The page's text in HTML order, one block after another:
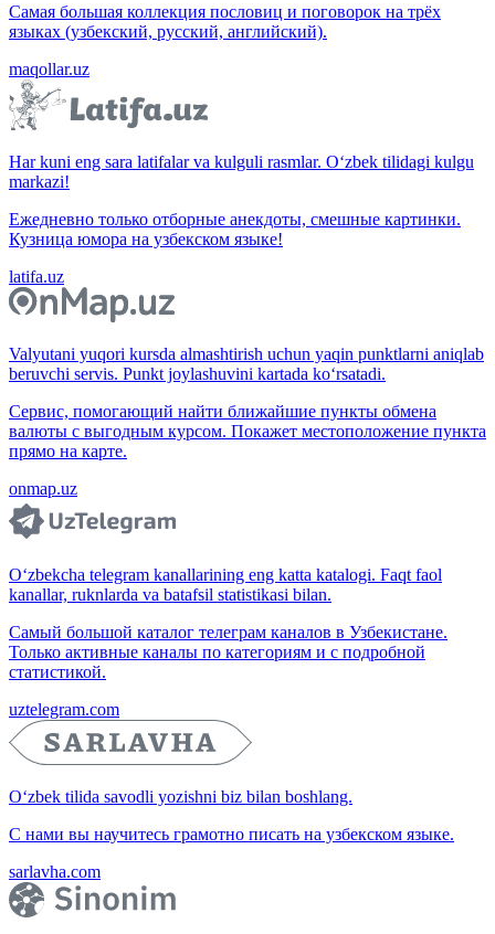
Самая большая коллекция пословиц и поговорок на трёх
языках (узбекский, русский, английский).
maqollar.uz
Har kuni eng sara latifalar va kulguli rasmlar. O‘zbek tilidagi kulgu
markazi!
Ежедневно только отборные анекдоты, смешные картинки.
Кузница юмора на узбекском языке!
latifa.uz
Valyutani yuqori kursda almashtirish uchun yaqin punktlarni aniqlab
beruvchi servis. Punkt joylashuvini kartada ko‘rsatadi.
Сервис, помогающий найти ближайшие пункты обмена
валюты с выгодным курсом. Покажет местоположение пункта
прямо на карте.
onmap.uz
O‘zbekcha telegram kanallarining eng katta katalogi. Faqt faol
kanallar, ruknlarda va batafsil statistikasi bilan.
Самый большой каталог телеграм каналов в Узбекистане.
Только активные каналы по категориям и с подробной
статистикой.
uztelegram.com
O‘zbek tilida savodli yozishni biz bilan boshlang.
С нами вы научитесь грамотно писать на узбекском языке.
sarlavha.com